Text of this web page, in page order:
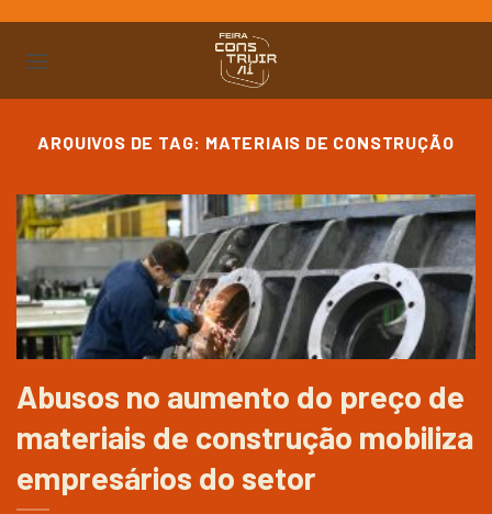
para
ARQUIVOS DE TAG: MATERIAIS DE CONSTRUÇÃO
Abusos no aumento do preço de
materiais de construção mobiliza
empresários do setor